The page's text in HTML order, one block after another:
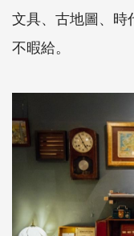
文具、古地圖、時
不暇給。